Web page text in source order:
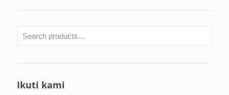
Ikuti kami